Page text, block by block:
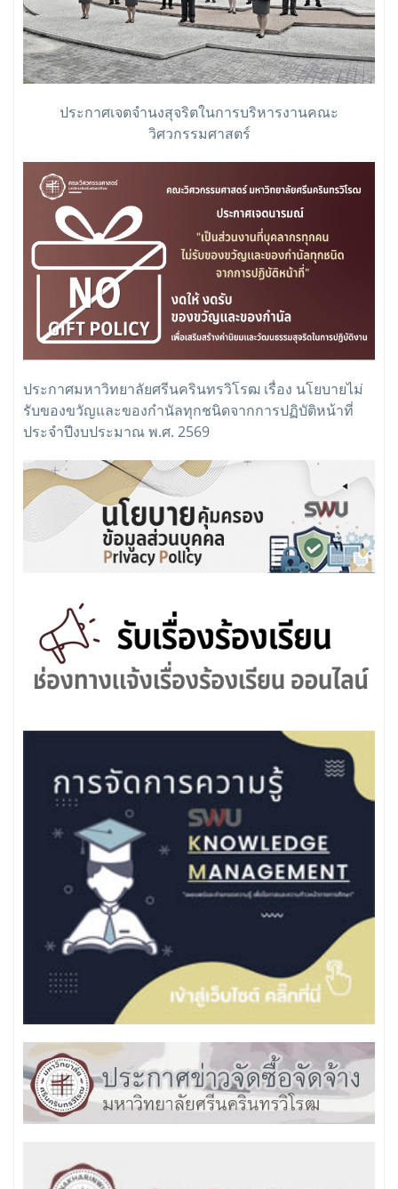
ประกาศเจตจำนงสุจริตในการบริหารงานคณะ
วิศวกรรมศาสตร์
ประกาศมหาวิทยาลัยศรีนครินทรวิโรฒ เรื่อง นโยบายไม่
รับของขวัญและของกำนัลทุกชนิดจากการปฏิบัติหน้าที่
ประจำปีงบประมาณ พ.ศ. 2569